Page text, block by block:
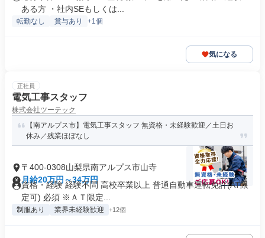
ある方 ・社内SEもしくは...
転勤なし 賞与あり +1個
気になる
正社員
電気工事スタッフ
株式会社ツーテック
【南アルプス市】電気工事スタッフ 無資格・未経験歓迎／土日お
休み／残業ほぼなし
〒400-0308山梨県南アルプス市山寺
月給20万円～34万円
資格・経験 経験不問 高校卒業以上 普通自動車運転免許(AT限
定可) 必須 ※ＡＴ限定...
制服あり 業界未経験歓迎 +12個